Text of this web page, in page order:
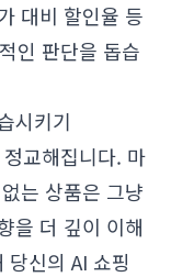
대비 할인율 등
인 판단을 돕습
시키기
교해집니다. 마
는 상품은 그냥
을 더 깊이 이해
신의 AI 쇼핑